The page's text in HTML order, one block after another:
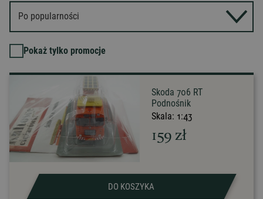
Po popularności
Pokaż tylko promocje
Skoda 706 RT
Podnośnik
Skala: 1:43
159 zł
DO KOSZYKA